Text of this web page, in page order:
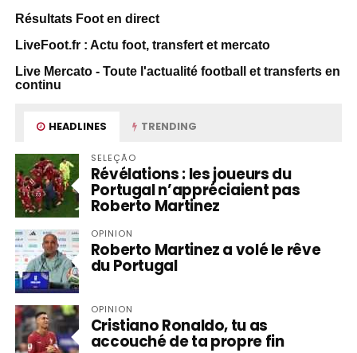
Résultats Foot en direct
LiveFoot.fr : Actu foot, transfert et mercato
Live Mercato - Toute l'actualité football et transferts en
continu
HEADLINES TRENDING
SELEÇÃO
Révélations : les joueurs du
Portugal n’appréciaient pas
Roberto Martinez
OPINION
Roberto Martinez a volé le rêve
du Portugal
OPINION
Cristiano Ronaldo, tu as
accouché de ta propre fin